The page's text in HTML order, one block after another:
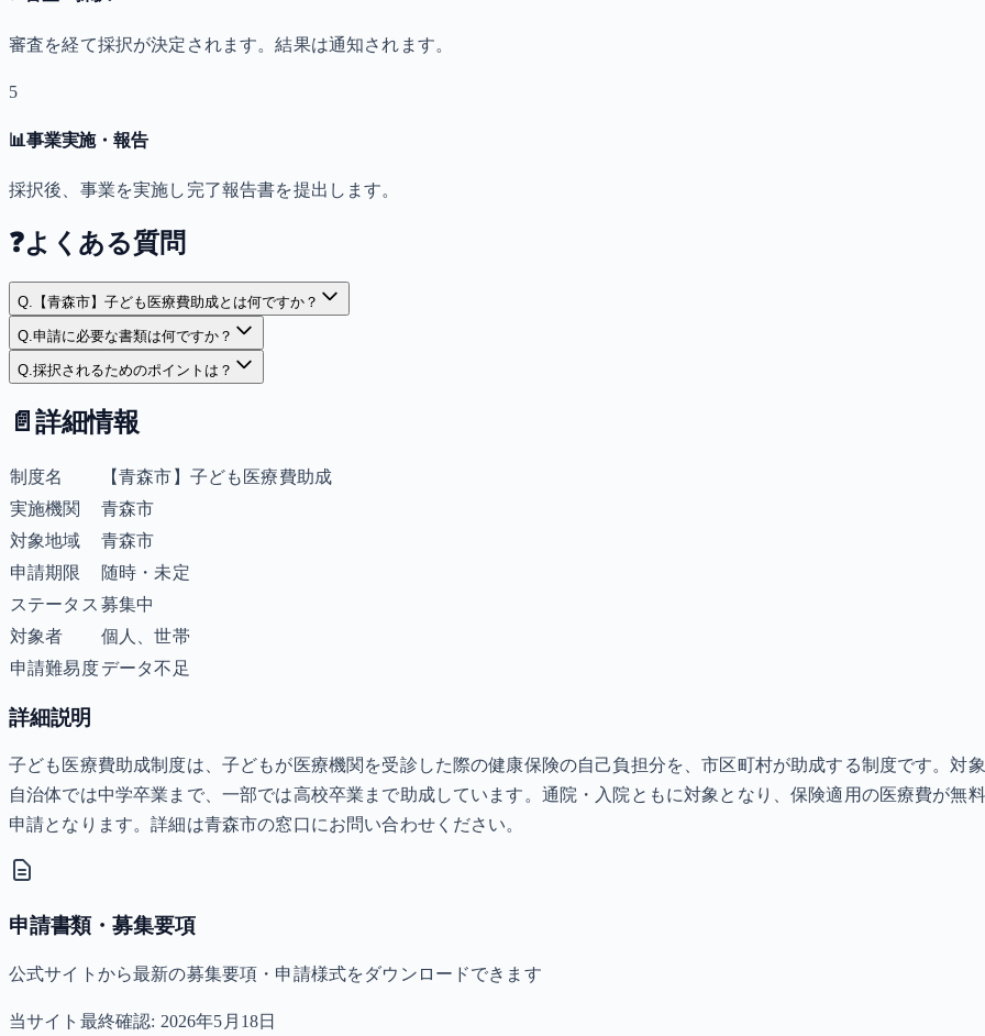
審査を経て採択が決定されます。結果は通知されます。
5
📊事業実施・報告
採択後、事業を実施し完了報告書を提出します。
❓よくある質問
Q. 【青森市】子ども医療費助成とは何ですか？
Q.申請に必要な書類は何ですか？
Q.採択されるためのポイントは？
📄 詳細情報
制度名
【青森市】子ども医療費助成
実施機関
青森市
対象地域
青森市
申請期限
随時・未定
ステータス 募集中
対象者
個人、世帯
申請難易度データ不足
詳細説明
子ども医療費助成制度は、子どもが医療機関を受診した際の健康保険の自己負担分を、市区町村が助成する制度です。対
自治体では中学卒業まで、一部では高校卒業まで助成しています。通院・入院ともに対象となり、保険適用の医療費が
申請となります。詳細は青森市の窓口にお問い合わせください。
申請書類・募集要項
公式サイトから最新の募集要項・申請様式をダウンロードできます
当サイト最終確認: 2026年5月18日